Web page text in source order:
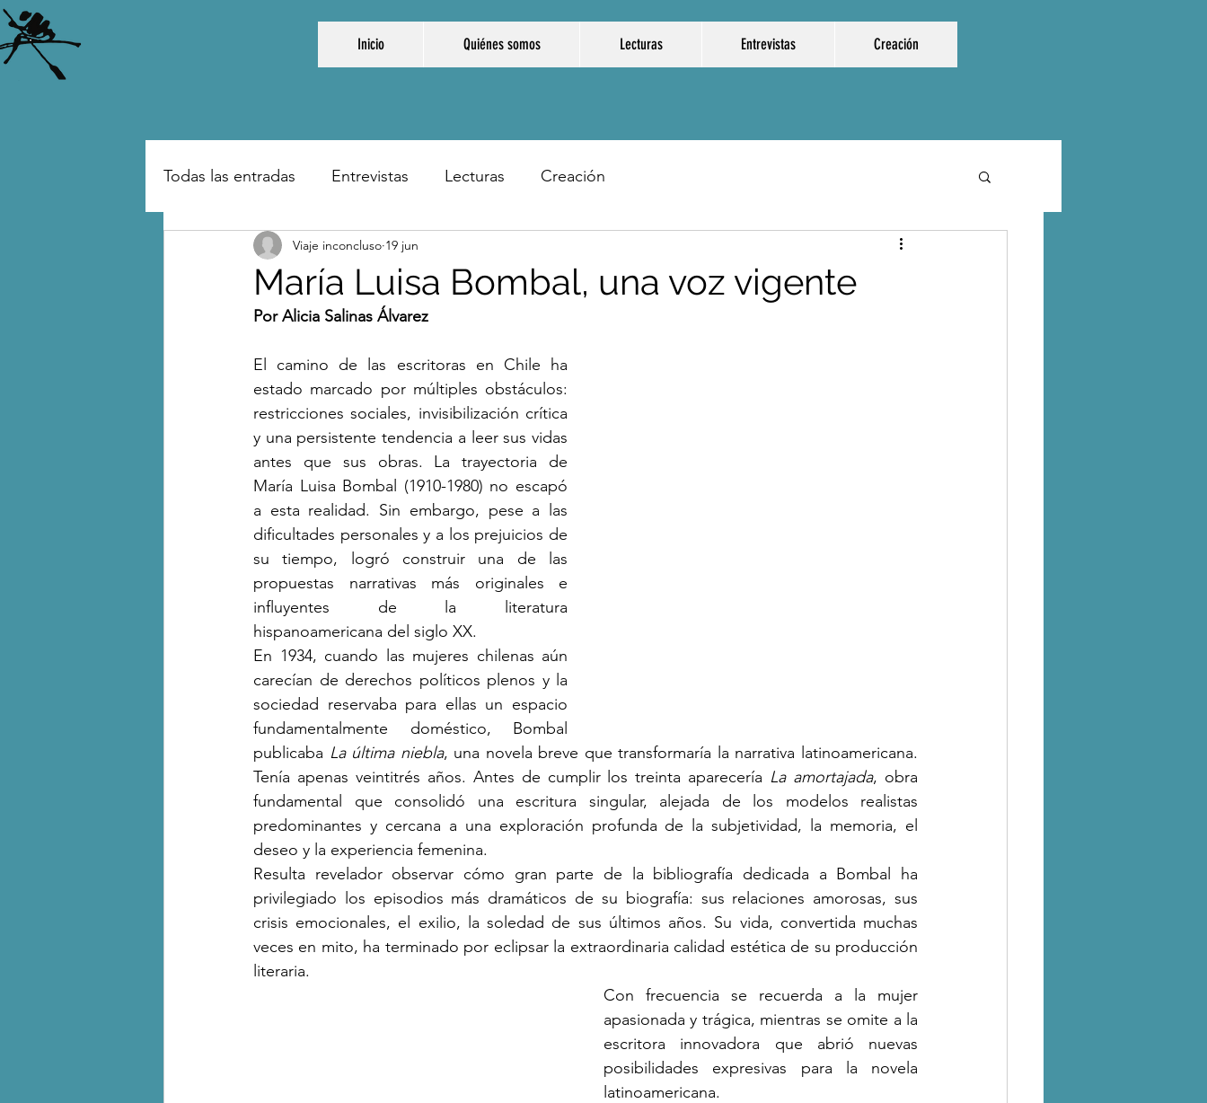
Inicio Quiénes somos Lecturas Entrevistas Creación
Todas las entradas Entrevistas Lecturas Creación
María Luisa Bombal, una voz vigente
Viaje inconcluso 19 jun
Por Alicia Salinas Álvarez
El camino de las escritoras en Chile ha
estado marcado por múltiples obstáculos:
restricciones sociales, invisibilización crítica
y una persistente tendencia a leer sus vidas
antes que sus obras. La trayectoria de
María Luisa Bombal (1910-1980) no escapó
a esta realidad. Sin embargo, pese a las
dificultades personales y a los prejuicios de
su tiempo, logró construir una de las
propuestas narrativas más originales e
influyentes de la literatura
hispanoamericana del siglo XX.
En 1934, cuando las mujeres chilenas aún
carecían de derechos políticos plenos y la
sociedad reservaba para ellas un espacio
fundamentalmente doméstico, Bombal
publicaba La última niebla, una novela breve que transformaría la narrativa latinoamericana.
Tenía apenas veintitrés años. Antes de cumplir los treinta aparecería La amortajada, obra
fundamental que consolidó una escritura singular, alejada de los modelos realistas
predominantes y cercana a una exploración profunda de la subjetividad, la memoria, el
deseo y la experiencia femenina.
Resulta revelador observar cómo gran parte de la bibliografía dedicada a Bombal ha
privilegiado los episodios más dramáticos de su biografía: sus relaciones amorosas, sus
crisis emocionales, el exilio, la soledad de sus últimos años. Su vida, convertida muchas
veces en mito, ha terminado por eclipsar la extraordinaria calidad estética de su producción
literaria.
Con frecuencia se recuerda a la mujer
apasionada y trágica, mientras se omite a la
escritora innovadora que abrió nuevas
posibilidades expresivas para la novela
latinoamericana.